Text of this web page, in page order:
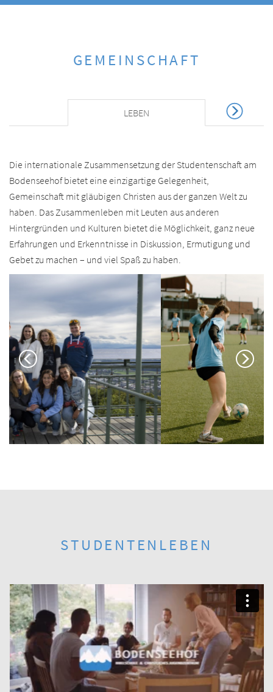
GEMEINSCHAFT
LEBEN
Die internationale Zusammensetzung der Studentenschaft am
Bodenseehof bietet eine einzigartige Gelegenheit,
Gemeinschaft mit gläubigen Christen aus der ganzen Welt zu
haben. Das Zusammenleben mit Leuten aus anderen
Hintergründen und Kulturen bietet die Möglichkeit, ganz neue
Erfahrungen und Erkenntnisse in Diskussion, Ermutigung und
Gebet zu machen – und viel Spaß zu haben.
Previous
STUDENTENLEBEN